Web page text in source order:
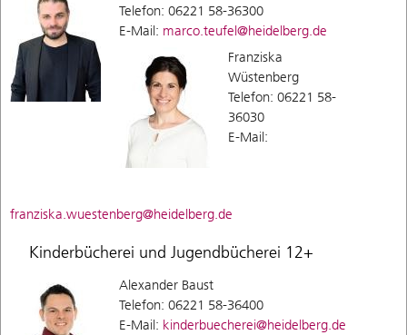
Telefon: 06221 58-36300
E-Mail: marco.teufel@heidelberg.de
Franziska
Wüstenberg
Telefon: 06221 58-
36030
E-Mail:
franziska.wuestenberg@heidelberg.de
Kinderbücherei und Jugendbücherei 12+
Alexander Baust
Telefon: 06221 58-36400
E-Mail: kinderbuecherei@heidelberg.de